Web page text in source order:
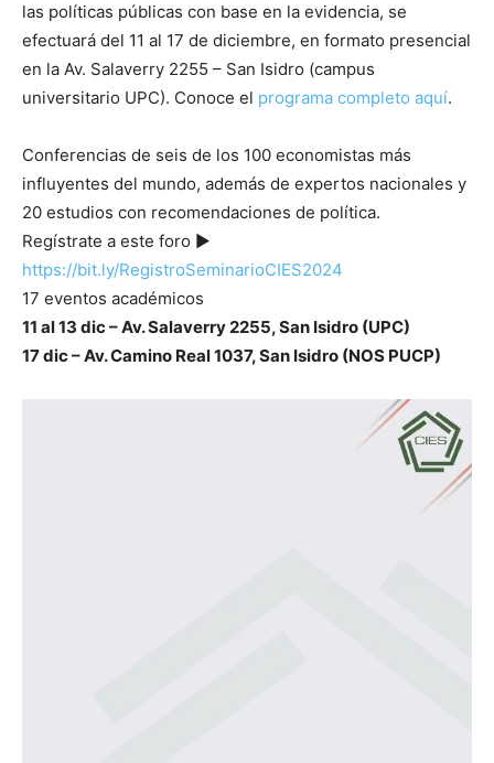
las políticas públicas con base en la evidencia, se
efectuará del 11 al 17 de diciembre, en formato presencial
en la Av. Salaverry 2255 – San Isidro (campus
universitario UPC). Conoce el programa completo aquí.
Conferencias de seis de los 100 economistas más
influyentes del mundo, además de expertos nacionales y
20 estudios con recomendaciones de política.
Regístrate a este foro ►
https://bit.ly/RegistroSeminarioCIES2024
17 eventos académicos
11 al 13 dic – Av. Salaverry 2255, San Isidro (UPC)
17 dic – Av. Camino Real 1037, San Isidro (NOS PUCP)